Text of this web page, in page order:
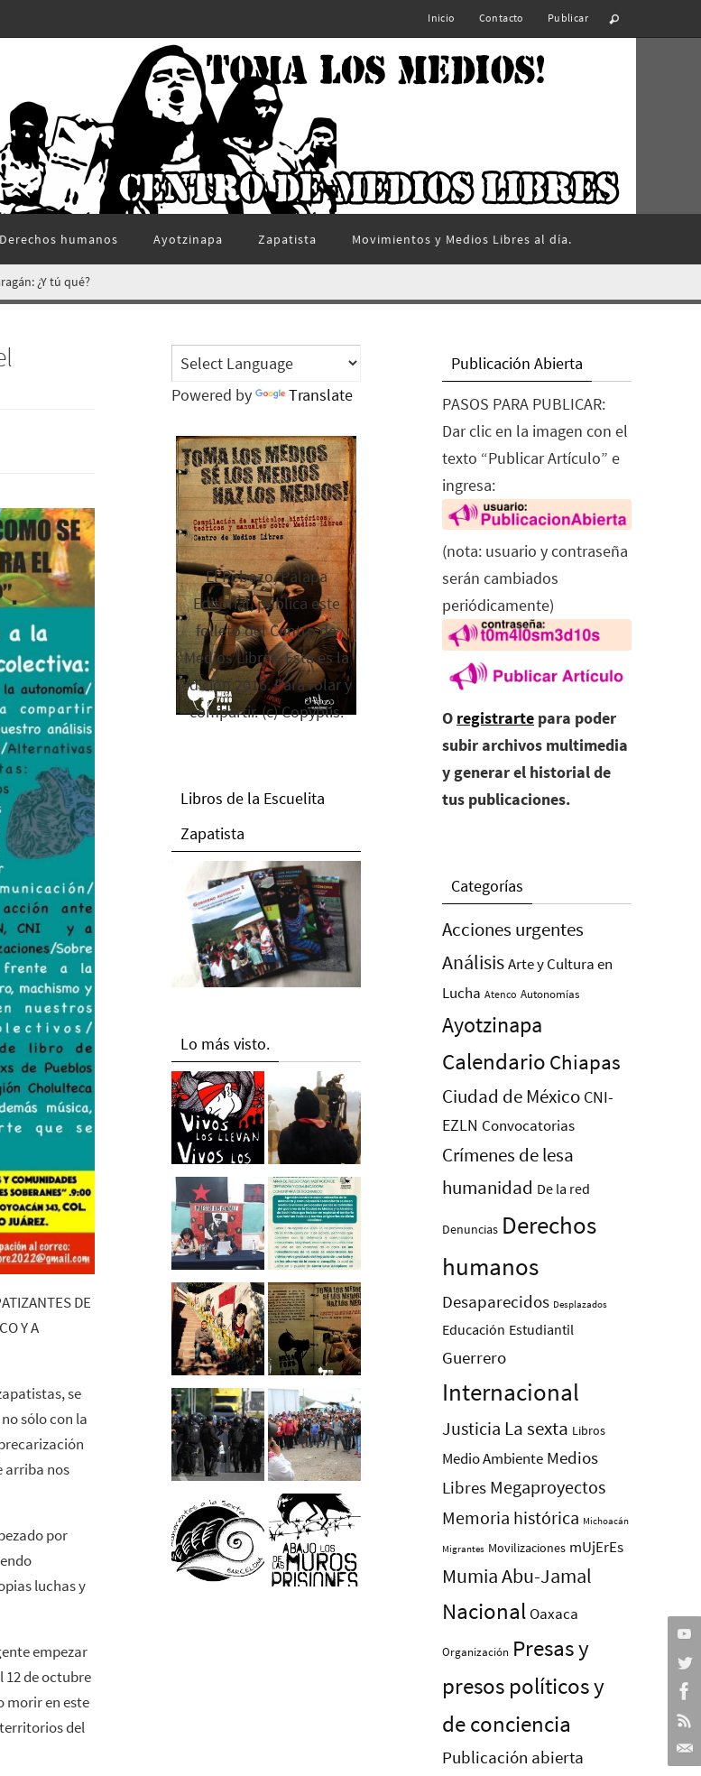
Inicio Contacto Publicar
Derechos humanos Ayotzinapa Zapatista Movimientos y Medios Libres al día.
¿Y tú qué?
DE
Y A
se
sólo con la
arriba nos
por
luchas y
empezar
de octubre
morir en este
del
Powered by Translate
El Rebozo, Palapa
Editorial, publica este
folleto del Centro de
Medios Libres. Esta es la
edición 2016. Para rolar y
compartir. (c) Copyplis.
Libros de la Escuelita
Zapatista
Lo más visto.
Publicación Abierta
PASOS PARA PUBLICAR:
Dar clic en la imagen con el
texto “Publicar Artículo” e
ingresa:
(nota: usuario y contraseña
serán cambiados
periódicamente)
O registrarte para poder
subir archivos multimedia
y generar el historial de
tus publicaciones.
Categorías
Acciones urgentes
AnálisisArte y Cultura en
Lucha Atenco Autonomías
Ayotzinapa
Calendario Chiapas
Ciudad de México CNI-
EZLN Convocatorias
Crímenes de lesa
humanidad De la red
Denuncias Derechos
humanos
Desaparecidos Desplazados
Educación Estudiantil
Guerrero
Internacional
Justicia La sexta Libros
Medio Ambiente Medios
Libres Megaproyectos
Memoria histórica Michoacán
Migrantes Movilizaciones mUjErEs
Mumia Abu-Jamal
Nacional Oaxaca
Organización Presas y
presos polí­ticos y
de conciencia
Publicación abierta